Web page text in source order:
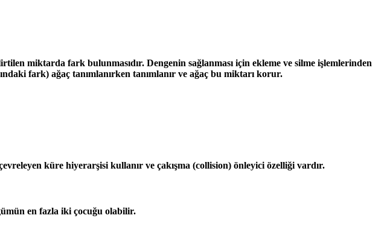
miktarda fark bulunmasıdır. Dengenin sağlanması için ekleme ve silme işlemlerinden
fark) ağaç tanımlanırken tanımlanır ve ağaç bu miktarı korur.
küre hiyerarşisi kullanır ve çakışma (collision) önleyici özelliği vardır.
en fazla iki çocuğu olabilir.